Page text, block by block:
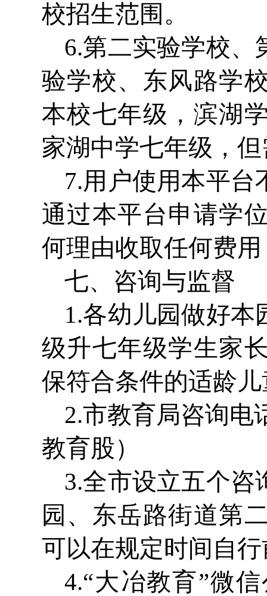
校招生范围。
6.第二实验学校、
验学校、东风路学
本校七年级，滨湖
家湖中学七年级，
7.用户使用本平台
通过本平台申请学
何理由收取任何费
七、咨询与监督
1.各幼儿园做好
级升七年级学生家
保符合条件的适龄
2.市教育局咨询电
教育股）
3.全市设立五个咨
园、东岳路街道第
可以在规定时间自
4.“大冶教育”微